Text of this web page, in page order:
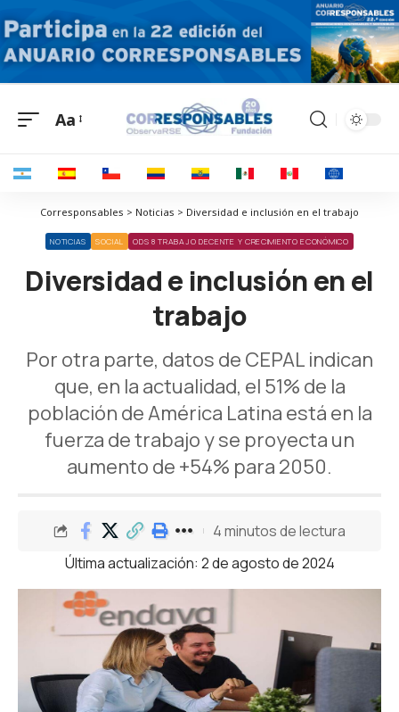
Aa
Corresponsables > Noticias > Diversidad e inclusión en el trabajo
NOTICIAS SOCIAL ODS 8 TRABAJO DECENTE Y CRECIMIENTO ECONÓMICO
Diversidad e inclusión en el
trabajo
Por otra parte, datos de CEPAL indican
que, en la actualidad, el 51% de la
población de América Latina está en la
fuerza de trabajo y se proyecta un
aumento de +54% para 2050.
Última actualización: 2 de agosto de 2024
4 minutos de lectura